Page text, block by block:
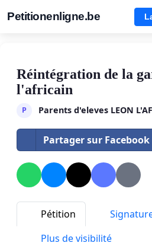
Petitionenligne.be
Réintégration de la
l'africain
P Parents d'eleves LEON
Partager sur Facebook
Pétition
Plus de visibilité